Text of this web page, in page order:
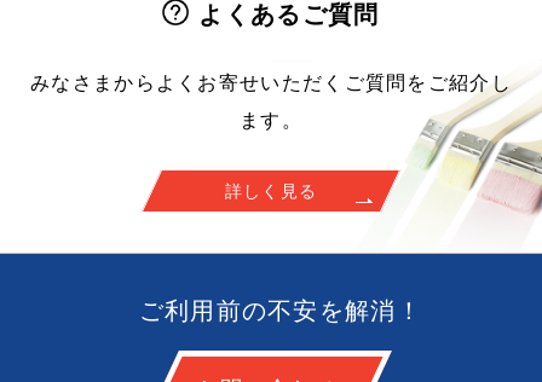
よくあるご質問
みなさまからよくお寄せいただくご質問をご紹介し
ます。
詳しく見る
ご利用前の不安を解消！